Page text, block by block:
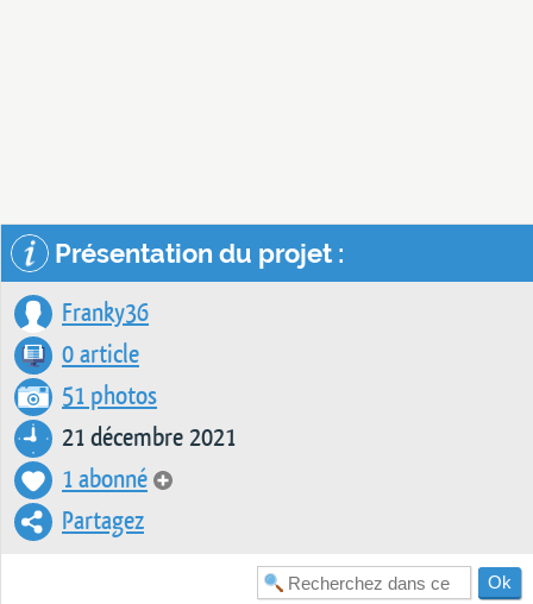
Présentation du projet :
Franky36
0 article
51 photos
21 décembre 2021
1 abonné
Partagez